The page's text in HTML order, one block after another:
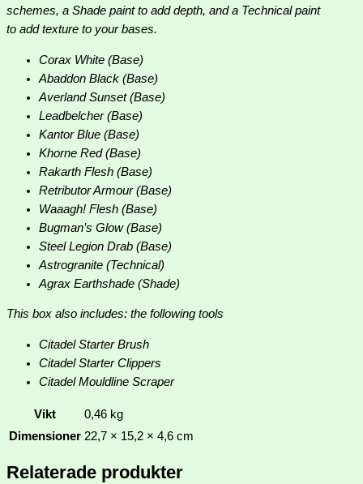
schemes, a Shade paint to add depth, and a Technical paint
to add texture to your bases.
Corax White (Base)
Abaddon Black (Base)
Averland Sunset (Base)
Leadbelcher (Base)
Kantor Blue (Base)
Khorne Red (Base)
Rakarth Flesh (Base)
Retributor Armour (Base)
Waaagh! Flesh (Base)
Bugman’s Glow (Base)
Steel Legion Drab (Base)
Astrogranite (Technical)
Agrax Earthshade (Shade)
This box also includes: the following tools
Citadel Starter Brush
Citadel Starter Clippers
Citadel Mouldline Scraper
Vikt
0,46 kg
Dimensioner 22,7 × 15,2 × 4,6 cm
Relaterade produkter